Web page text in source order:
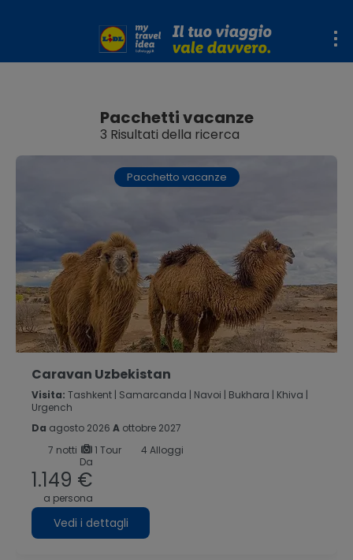
Pacchetti vacanze
3 Risultati della ricerca
Pacchetto vacanze
Caravan Uzbekistan
Visita: Tashkent | Samarcanda | Navoi | Bukhara | Khiva |
Urgench
Da agosto 2026 A ottobre 2027
7 notti 1 Tour
4 Alloggi
Da
1.149 €
a persona
Vedi i dettagli